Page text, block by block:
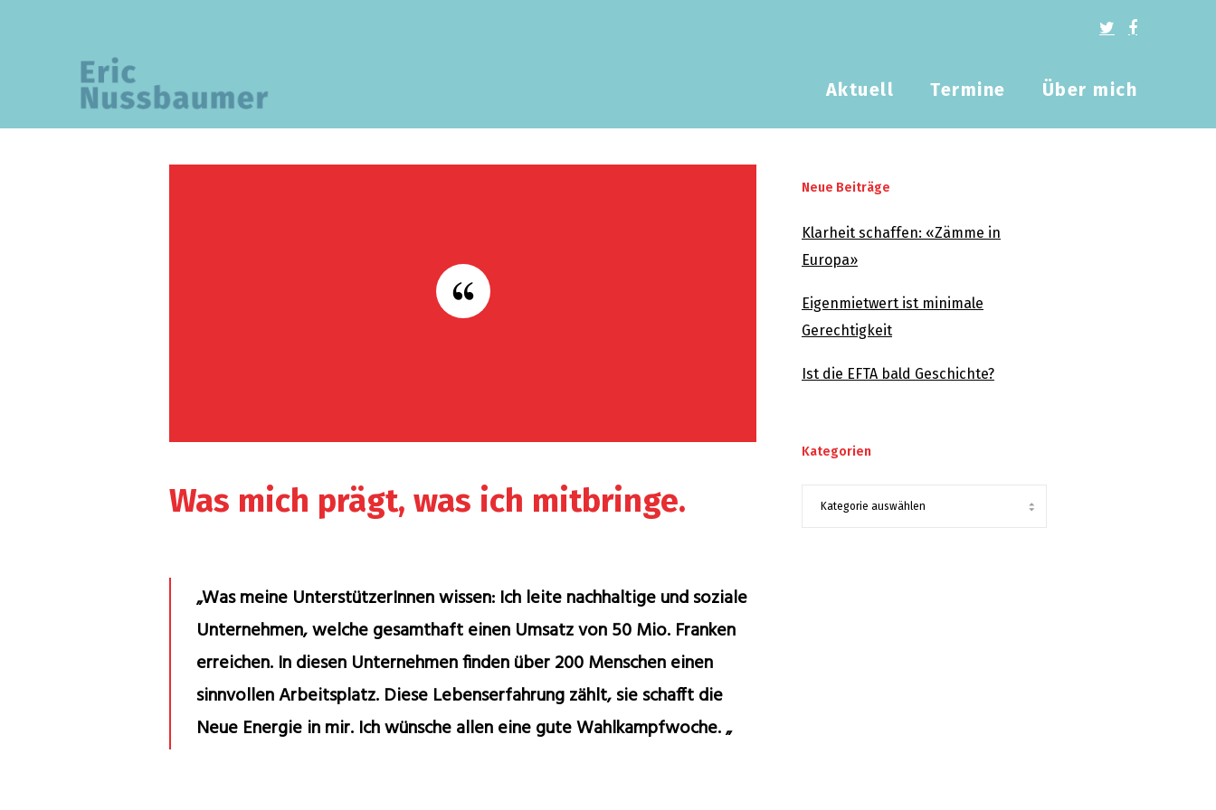
Aktuell Termine Über mich
Was mich prägt, was ich mitbringe.
„Was meine UnterstützerInnen wissen: Ich leite nachhaltige und soziale
Unternehmen, welche gesamthaft einen Umsatz von 50 Mio. Franken
erreichen. In diesen Unternehmen finden über 200 Menschen einen
sinnvollen Arbeitsplatz. Diese Lebenserfahrung zählt, sie schafft die
Neue Energie in mir. Ich wünsche allen eine gute Wahlkampfwoche. „
Neue Beiträge
Klarheit schaffen: «Zämme in
Europa»
Eigenmietwert ist minimale
Gerechtigkeit
Ist die EFTA bald Geschichte?
Kategorien